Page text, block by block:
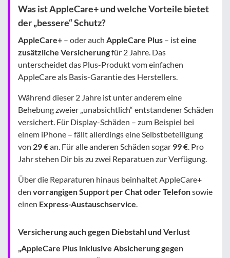
Was ist AppleCare+ und welche Vorteile bietet
der „bessere“ Schutz?
AppleCare+ – oder auch AppleCare Plus – isteine
zusätzliche Versicherungfür 2 Jahre. Das
unterscheidet das Plus-Produkt vom einfachen
AppleCare als Basis-Garantie des Herstellers.
Während dieser 2 Jahre ist unter anderem eine
Behebung zweier „unabsichtlich“ entstandener Schäden
versichert. Für Display-Schäden – zum Beispiel bei
einem iPhone – fällt allerdings eine Selbstbeteiligung
von 29 €an. Für alle anderen Schäden sogar 99 € . Pro
Jahr stehen Dir bis zu zwei Reparatuen zur Verfügung.
Über die Reparaturen hinaus beinhaltet AppleCare+
den vorrangigen Support per Chat oder Telefonsowie
einen Express-Austauschservice
Versicherung auch gegen Diebstahl und Verlust
„AppleCare Plus inklusive Absicherung gegen